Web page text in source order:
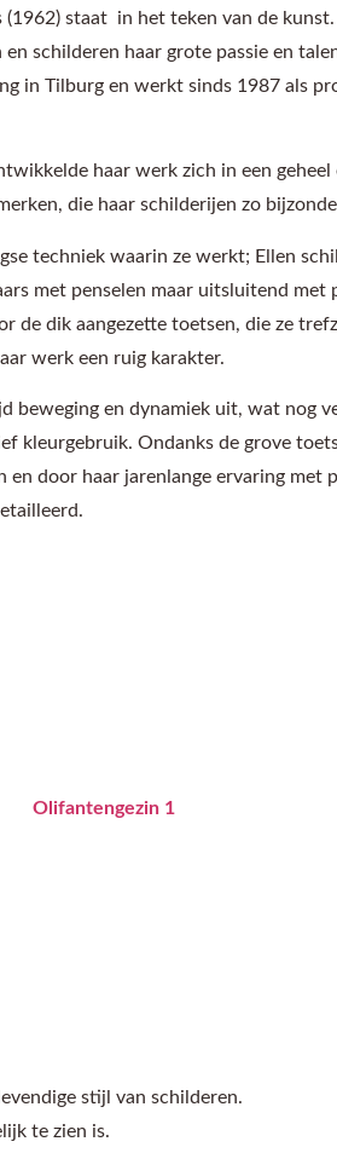
(1962) staat in het teken van de
schilderen haar grote passie en
in Tilburg en werkt sinds 1987 als
haar werk zich in een geheel
die haar schilderijen zo
techniek waarin ze werkt; Ellen
met penselen maar uitsluitend met
de dik aangezette toetsen, die ze
werk een ruig karakter.
beweging en dynamiek uit, wat nog
kleurgebruik. Ondanks de grove
door haar jarenlange ervaring met
Olifantengezin 1
stijl van schilderen.
te zien is.